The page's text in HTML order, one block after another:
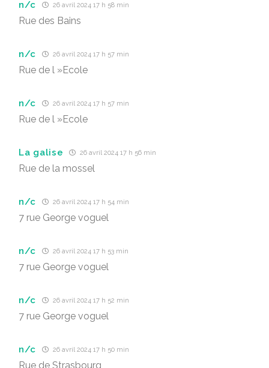
n/c 26 avril 2024 17 h 58 min
Rue des Bains
n/c 26 avril 2024 17 h 57 min
Rue de l »Ecole
n/c 26 avril 2024 17 h 57 min
Rue de l »Ecole
La galise 26 avril 2024 17 h 56 min
Rue de la mossel
n/c 26 avril 2024 17 h 54 min
7 rue George voguel
n/c 26 avril 2024 17 h 53 min
7 rue George voguel
n/c 26 avril 2024 17 h 52 min
7 rue George voguel
n/c 26 avril 2024 17 h 50 min
Rue de Strasbourg